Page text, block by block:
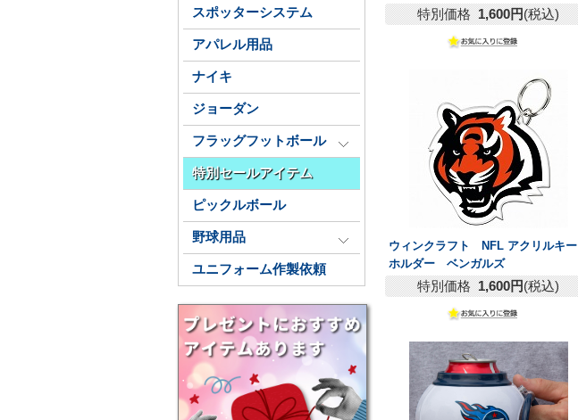
スポッターシステム
アパレル用品
ナイキ
ジョーダン
フラッグフットボール
特別セールアイテム
ピックルボール
野球用品
ユニフォーム作製依頼
特別価格 1,600円(税込)
ウィンクラフト NFL アクリルキー
ホルダー ベンガルズ
特別価格 1,600円(税込)